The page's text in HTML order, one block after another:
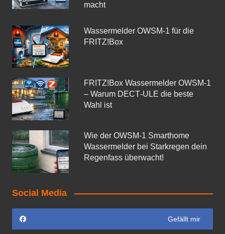
macht
Wassermelder OWSM‑1 für die
FRITZ!Box
FRITZ!Box Wassermelder OWSM-1
– Warum DECT‑ULE die beste
Wahl ist
Wie der OWSM‑1 Smarthome
Wassermelder bei Starkregen dein
Regenfass überwacht!
Social Media
Gefällt mir